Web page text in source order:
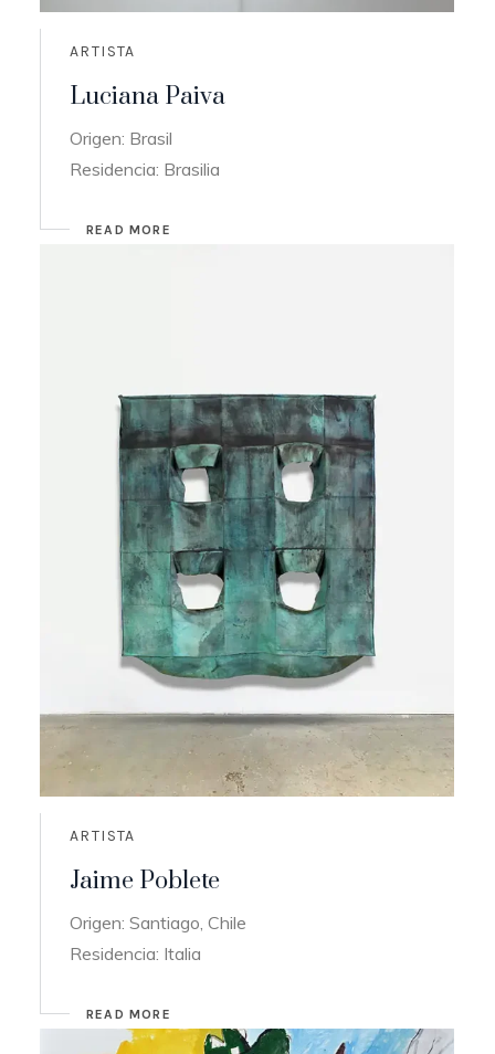
ARTISTA
Luciana Paiva
Origen: Brasil
Residencia: Brasilia
READ MORE
ARTISTA
Jaime Poblete
Origen: Santiago, Chile
Residencia: Italia
READ MORE